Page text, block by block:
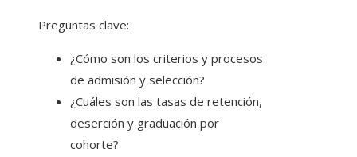
Preguntas clave:
¿Cómo son los criterios y procesos
de admisión y selección?
¿Cuáles son las tasas de retención,
deserción y graduación por
cohorte?